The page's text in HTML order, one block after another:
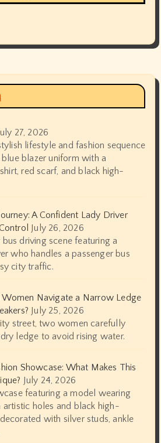
27, 2026
lifestyle and fashion sequence
blazer uniform with a
red scarf, and black high-
A Confident Lady Driver
July 26, 2026
driving scene featuring a
who handles a passenger bus
city traffic.
Navigate a Narrow Ledge
July 25, 2026
street, two women carefully
ledge to avoid rising water.
Showcase: What Makes This
July 24, 2026
featuring a model wearing
holes and black high-
with silver studs, ankle